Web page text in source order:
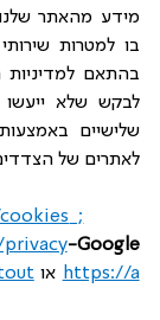
לאתרים של
;
-Google
https://a